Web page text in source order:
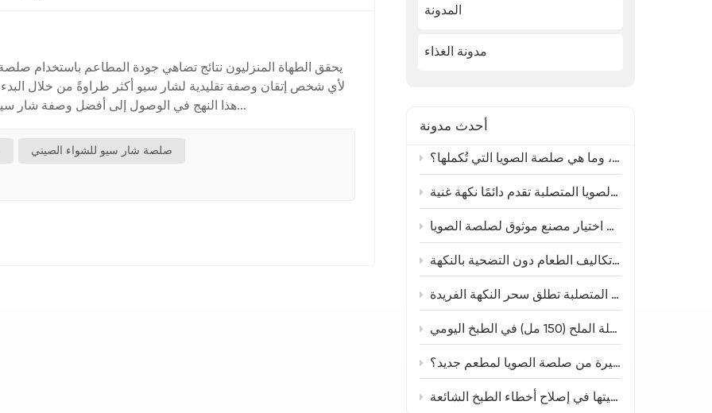
المدونة
مدونة الغذاء
أحدث مدونة
ما هي أفضل صلصة محار تُستخدم في المطاعم، وما هي صلصة الصويا التي تُكملها؟
صلصة الصويا المتصلبة تقدم دائمًا نكهة غنية
كيفية اختيار مصنع موثوق لصلصة الصويا
كيف يمكن للمطاعم الآسيوية خفض تكاليف الطعام دون التضحية بالنكهة
صلصة الصويا المتصلبة تطلق سحر النكهة الفريدة
ما تعلمته من استخدام صلصة الصويا قليلة الملح (150 مل) في الطبخ اليومي
أين يمكنني الحصول على كميات كبيرة من صلصة الصويا لمطعم جديد؟
صلصة الصويا الداكنة أثبتت فعاليتها في إصلاح أخطاء الطبخ الشائعة
يحقق الطهاة المنزليون نتائج تضاهي جودة المطاعم باستخدام
لأي شخص إتقان وصفة تقليدية لشار سيو أكثر طراوةً من خلال البدء
هذا النهج في الوصول إلى أفضل وصفة شار سيو للحصول على لحم شهي ولامع. صلصة شار سيو: ا...
صلصة شار سيو للشواء الصيني